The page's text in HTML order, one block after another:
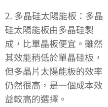
2. 多晶硅太陽能板：多晶
硅太陽能板由多晶硅製
成，比單晶板便宜。雖然
其效能稍低於單晶硅板，
但多晶片太陽能板的效率
仍然很高，是一個成本效
益較高的選擇。